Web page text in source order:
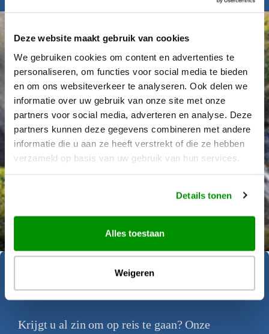
Deze website maakt gebruik van cookies
We gebruiken cookies om content en advertenties te
personaliseren, om functies voor social media te bieden
en om ons websiteverkeer te analyseren. Ook delen we
informatie over uw gebruik van onze site met onze
partners voor social media, adverteren en analyse. Deze
partners kunnen deze gegevens combineren met andere
informatie die u aan ze heeft verstrekt of die ze hebben
verzameld op basis van uw gebruik van hun services.
Details tonen
Alles toestaan
Weigeren
Geïnspireerd geraakt?
Krijgt u al zin om op reis te gaan? Onze